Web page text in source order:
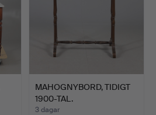
MAHOGNYBORD, TIDIGT
1900-TAL.
3 dagar